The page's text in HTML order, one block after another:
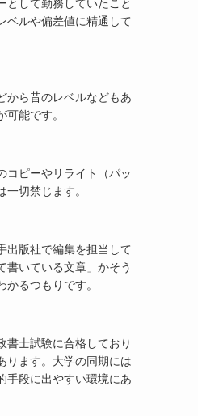
として勤務していたこと
ベルや偏差値に精通して
から昔のレベルなどもあ
可能です。
コピーやリライト（パッ
切禁じます。
出版社で編集を担当して
書いている文章」かそう
かるつもりです。
書士試験に合格しており
ります。大学の同期には
手段に出やすい環境にあ